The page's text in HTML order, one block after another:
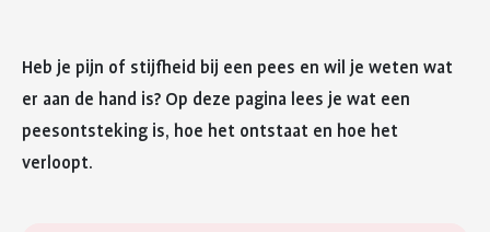
Heb je pijn of stijfheid bij een pees en wil je weten wat
er aan de hand is? Op deze pagina lees je wat een
peesontsteking is, hoe het ontstaat en hoe het
verloopt.